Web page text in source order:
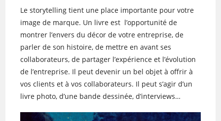
Le storytelling tient une place importante pour votre
image de marque. Un livre est l’opportunité de
montrer l’envers du décor de votre entreprise, de
parler de son histoire, de mettre en avant ses
collaborateurs, de partager l’expérience et l’évolution
de l’entreprise. Il peut devenir un bel objet à offrir à
vos clients et à vos collaborateurs. Il peut s’agir d’un
livre photo, d’une bande dessinée, d’interviews…